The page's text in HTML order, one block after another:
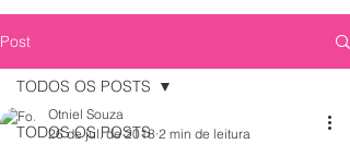
Post
TODOS OS POSTS
TODOS OS POSTS
Otniel Souza
26 de jul. de 2018 2 min de leitura